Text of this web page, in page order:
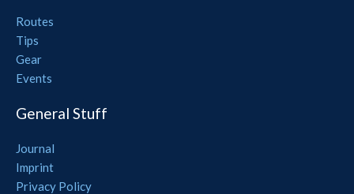
Routes
Tips
Gear
Events
General Stuff
Journal
Imprint
Privacy Policy